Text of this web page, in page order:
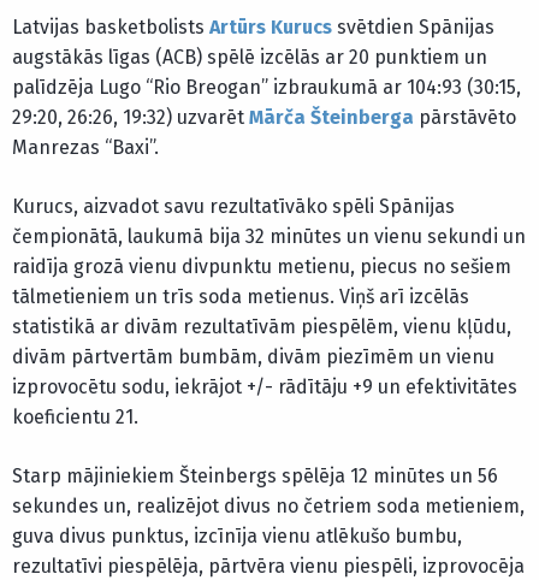
Latvijas basketbolists Artūrs Kurucs svētdien Spānijas
augstākās līgas (ACB) spēlē izcēlās ar 20 punktiem un
palīdzēja Lugo “Rio Breogan” izbraukumā ar 104:93 (30:15,
29:20, 26:26, 19:32) uzvarēt Mārča Šteinberga pārstāvēto
Manrezas “Baxi”.
Kurucs, aizvadot savu rezultatīvāko spēli Spānijas
čempionātā, laukumā bija 32 minūtes un vienu sekundi un
raidīja grozā vienu divpunktu metienu, piecus no sešiem
tālmetieniem un trīs soda metienus. Viņš arī izcēlās
statistikā ar divām rezultatīvām piespēlēm, vienu kļūdu,
divām pārtvertām bumbām, divām piezīmēm un vienu
izprovocētu sodu, iekrājot +/- rādītāju +9 un efektivitātes
koeficientu 21.
Starp mājiniekiem Šteinbergs spēlēja 12 minūtes un 56
sekundes un, realizējot divus no četriem soda metieniem,
guva divus punktus, izcīnīja vienu atlēkušo bumbu,
rezultatīvi piespēlēja, pārtvēra vienu piespēli, izprovocēja